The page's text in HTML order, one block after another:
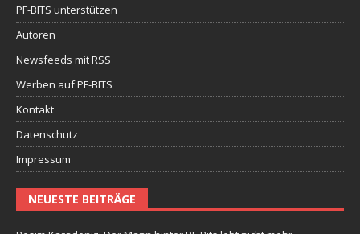
PF-BITS unterstützen
Autoren
Newsfeeds mit RSS
Werben auf PF-BITS
Kontakt
Datenschutz
Impressum
NEUESTE BEITRÄGE